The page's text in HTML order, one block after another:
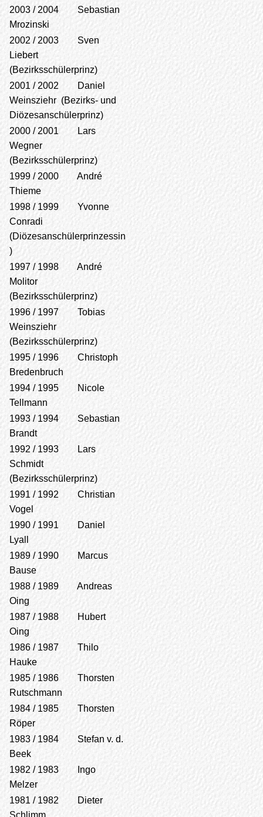
2003 / 2004 Sebastian
Mrozinski
2002 / 2003 Sven
Liebert
(Bezirksschülerprinz)
2001 / 2002 Daniel
Weinsziehr (Bezirks- und
Diözesanschülerprinz)
2000 / 2001 Lars
Wegner
(Bezirksschülerprinz)
1999 / 2000 André
Thieme
1998 / 1999 Yvonne
Conradi
(Diözesanschülerprinzessin
)
1997 / 1998 André
Molitor
(Bezirksschülerprinz)
1996 / 1997 Tobias
Weinsziehr
(Bezirksschülerprinz)
1995 / 1996 Christoph
Bredenbruch
1994 / 1995 Nicole
Tellmann
1993 / 1994 Sebastian
Brandt
1992 / 1993 Lars
Schmidt
(Bezirksschülerprinz)
1991 / 1992 Christian
Vogel
1990 / 1991 Daniel
Lyall
1989 / 1990 Marcus
Bause
1988 / 1989 Andreas
Oing
1987 / 1988 Hubert
Oing
1986 / 1987 Thilo
Hauke
1985 / 1986 Thorsten
Rutschmann
1984 / 1985 Thorsten
Röper
1983 / 1984 Stefan v. d.
Beek
1982 / 1983 Ingo
Melzer
1981 / 1982 Dieter